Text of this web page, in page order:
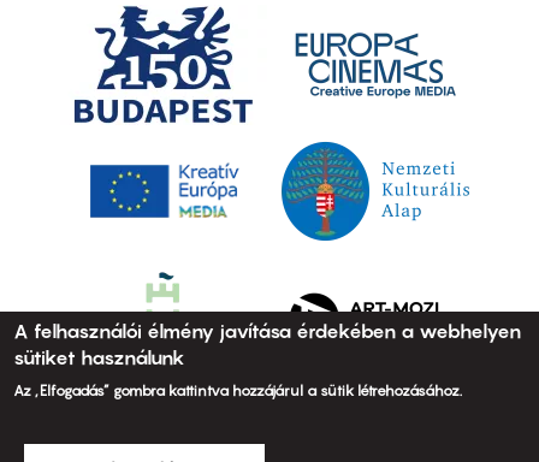
A felhasználói élmény javítása érdekében a webhelyen
sütiket használunk
Az „Elfogadás” gombra kattintva hozzájárul a sütik létrehozásához.